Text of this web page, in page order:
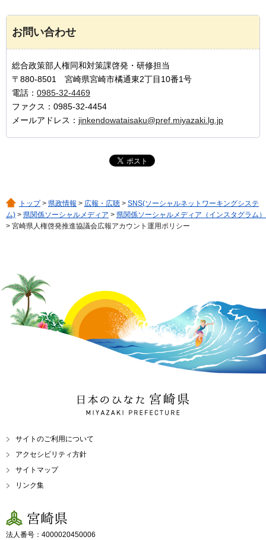
お問い合わせ
総合政策部人権同和対策課啓発・研修担当
〒880-8501 宮崎県宮崎市橘通東2丁目10番1号
電話： 0985-32-4469
ファクス：0985-32-4454
メールアドレス： jinkendowataisaku@pref.miyazaki.lg.jp
トップ> 県政情報 > 広報・広聴 > SNS(ソーシャルネットワーキングシステ
ム) > 県関係ソーシャルメディア > 県関係ソーシャルメディア（インスタグラム）
> 宮崎県人権啓発推進協議会広報アカウント運用ポリシー
日本のひなた 宮崎県
MIYAZAKI PREFECTURE
サイトのご利用について
アクセシビリティ方針
サイトマップ
リンク集
宮崎県
法人番号：4000020450006